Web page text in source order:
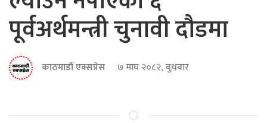
पूर्वअर्थमन्त्री चुनावी दौडमा
काठमाडौं एक्सप्रेस ७ माघ २०८२, बुधबार